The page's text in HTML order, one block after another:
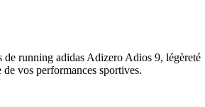
de running adidas Adizero Adios 9, légèreté
vos performances sportives.